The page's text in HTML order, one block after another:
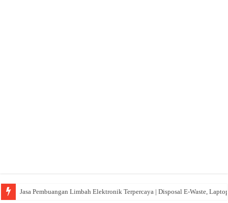
Jasa Pembuangan Limbah Elektronik Terpercaya | Disposal E-Waste,